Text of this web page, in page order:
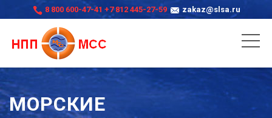
8 800 600-47-41 +7 812 445-27-59 zakaz@slsa.ru
МОРСКИЕ